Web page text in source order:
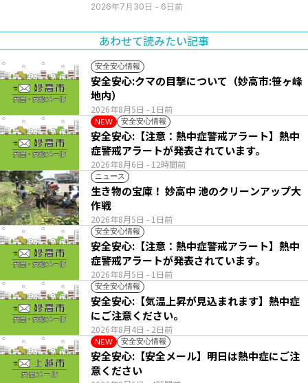
2026年7月30日 - 6日前
あわせて読みたい記事
安全安心情報
2026年8月5日 - 1日前
安全安心:クマの目撃について（妙高市:笹ヶ峰
地内）
NEW 安全安心情報
2026年8月6日 - 12時間前
安全安心:【注意：熱中症警戒アラート】熱中
症警戒アラートが発表されています。
ニュース
2026年8月5日 - 1日前
生き物の宝庫！ 妙高中 池のクリーンアップ大
作戦
安全安心情報
2026年8月5日 - 1日前
安全安心:【注意：熱中症警戒アラート】熱中
症警戒アラートが発表されています。
安全安心情報
2026年8月4日 - 2日前
安全安心:【気温上昇が見込まれます】熱中症
にご注意ください。
NEW 安全安心情報
安全安心:【安全メール】明日は熱中症にご注
意ください